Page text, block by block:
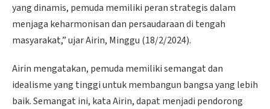
yang dinamis, pemuda memiliki peran strategis dalam
menjaga keharmonisan dan persaudaraan di tengah
masyarakat,” ujar Airin, Minggu (18/2/2024).
Airin mengatakan, pemuda memiliki semangat dan
idealisme yang tinggi untuk membangun bangsa yang lebih
baik. Semangat ini, kata Airin, dapat menjadi pendorong